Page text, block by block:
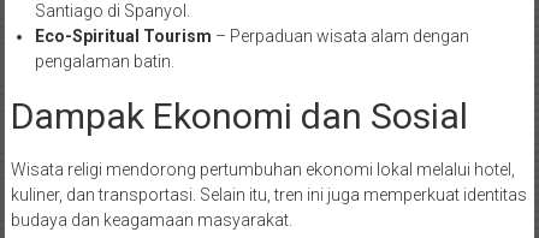
Santiago di Spanyol.
Eco-Spiritual Tourism – Perpaduan wisata alam dengan
pengalaman batin.
Dampak Ekonomi dan Sosial
Wisata religi mendorong pertumbuhan ekonomi lokal melalui hotel,
kuliner, dan transportasi. Selain itu, tren ini juga memperkuat identitas
budaya dan keagamaan masyarakat.